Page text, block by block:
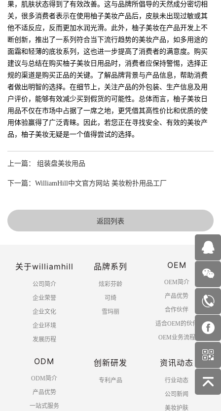
果，肌肤状态得到了有效改善。这与品牌所倡导的天然成分密切相
关，很多消费者表示在使用柚子美妆产品后，皮肤未出现过敏或其
他不适反应，反而更加水润光滑。此外，柚子美妆在产品开发上不
断创新，推出了一系列符合当下流行趋势的美妆产品，如多用途的
面霜和轻薄的底妆系列，这也进一步提高了消费者的满意度。购买
建议与总结在购买柚子美妆日用品时，消费者应保持警惕，选择正
规的渠道是购买正品的关键。了解品牌背景与产品信息，帮助消费
者做出明智的选择。在细节上，关注产品的外包装、生产信息及用
户评价，能够有效减少买到假货的可能性。总体而言，柚子美妆日
用品不仅在市场中占据了一席之地，更凭借其高性价比和优质的使
用体验赢得了广泛青睐。因此，若您正在寻找安全、有效的美妆产
品，柚子美妆无疑是一个值得尝试的选择。
上一篇： 组装盘美妆用品
下一篇：WilliamHill中文官方网站 美妆粉扑用品工厂
返回列表
关于williamhill
公司简介
企业荣誉
企业文化
企业环境
发展历程
品牌系列
炫彩芬龄
可绮
雪玛丽
OEM
OEM简介
产品优势
合作伙伴
适合OEM的伙伴
OEM业务流程
ODM
ODM简介
产品优势
一站式服务
创新研发
专利产品
资讯动态
行业动态
公司新闻
美妆护肤